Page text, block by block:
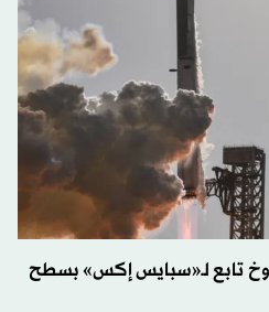
تابع لـ«سبايس إكس» بسطح